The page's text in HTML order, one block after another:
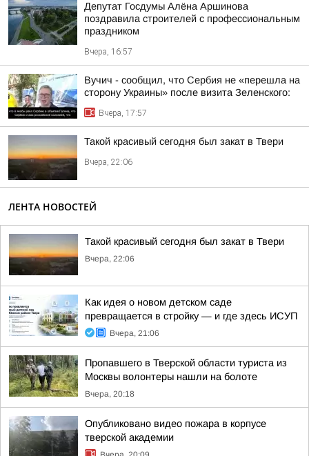
Депутат Госдумы Алёна Аршинова
поздравила строителей с профессиональным
праздником
Вчера, 16:57
Вучич - сообщил, что Сербия не «перешла на
сторону Украины» после визита Зеленского:
Вчера, 17:57
Такой красивый сегодня был закат в Твери
Вчера, 22:06
ЛЕНТА НОВОСТЕЙ
Такой красивый сегодня был закат в Твери
Вчера, 22:06
Как идея о новом детском саде
превращается в стройку — и где здесь ИСУП
Вчера, 21:06
Пропавшего в Тверской области туриста из
Москвы волонтеры нашли на болоте
Вчера, 20:18
Опубликовано видео пожара в корпусе
тверской академии